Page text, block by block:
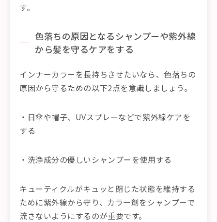
す。
色落ちの原因となるシャンプーや紫外線
から髪を守るケアをする
インナーカラーを長持ちさせたいなら、色落ちの
原因から守るための以下2点を意識しましょう。
・日傘や帽子、UVスプレーなどで紫外線ケアを
する
・洗浄成分の優しいシャンプーを使用する
キューティクルがキュッと閉じた状態を維持する
ために紫外線から守り、カラー剤をシャンプーで
流さないようにするのが重要です。